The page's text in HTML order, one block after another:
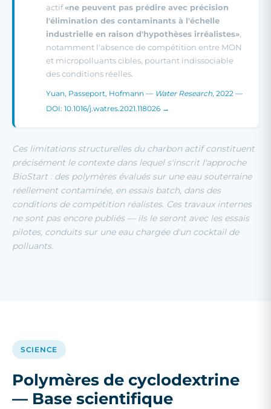
actif«ne peuvent pas prédire avec précision
l'élimination des contaminants à l'échelle
industrielle en raison d'hypothèses irréalistes»
notamment l'absence de compétition entre MON
et micropolluants cibles, pourtant indissociable
des conditions réelles.
Yuan, Passeport, Hofmann — Water Research, 2022 —
DOI: 10.1016/j.watres.2021.118026 →
Ces limitations structurelles du charbon actif constituent
précisément le contexte dans lequel s'inscrit l'approche
BioStart : des polymères évalués sur une eau souterraine
réellement contaminée, en essais batch, dans des
conditions de compétition réalistes. Ces travaux internes
ne sont pas encore publiés — ils le seront avec les essais
pilotes, conduits sur une eau chargée d'un cocktail de
polluants.
SCIENCE
Polymères de cyclodextrine
— Base scientifique